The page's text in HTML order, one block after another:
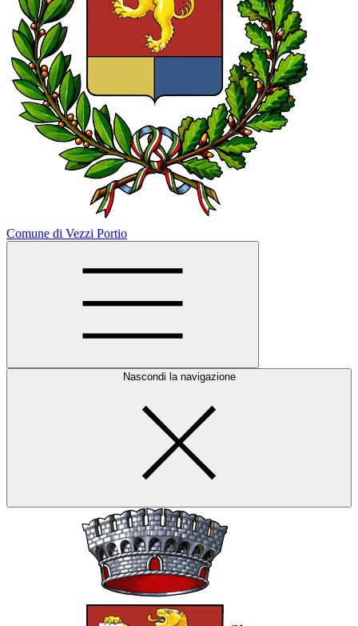
Comune di Vezzi Portio
Nascondi la navigazione